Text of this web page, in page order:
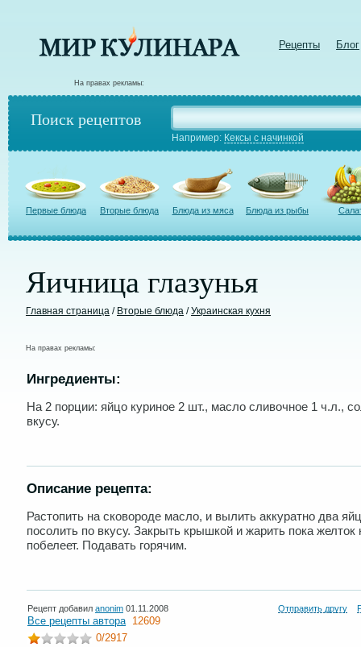
Рецепты Блог
На правах рекламы:
Поиск рецептов
Например: Кексы с начинкой
Первые блюда Вторые блюда Блюда из мяса Блюда из рыбы
Яичница глазунья
Главная страница / Вторые блюда /Украинская кухня
На правах рекламы:
Ингредиенты:
На 2 порции: яйцо куриное 2 шт., масло сливочное 1 ч.л.,
вкусу.
Описание рецепта:
Растопить на сковороде масло, и вылить аккуратно два
посолить по вкусу. Закрыть крышкой и жарить пока желток
побелеет. Подавать горячим.
Рецепт добавил anonim 01.11.2008 Отправить другу
Все рецепты автора 12609
0/2917